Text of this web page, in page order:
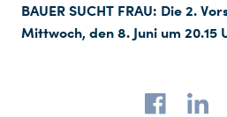
BAUER SUCHT FRAU: Die 2.
Mittwoch, den 8. Juni um 20.15